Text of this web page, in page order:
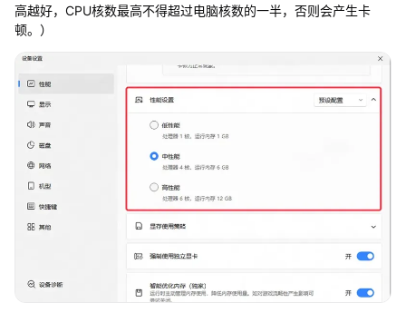
高越好，CPU核数最高不得超过电脑核数的一半，否则会产生卡
顿。）